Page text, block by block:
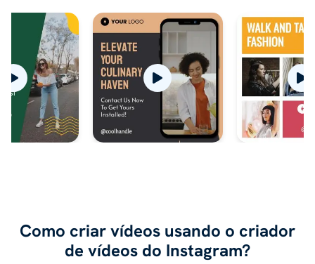
Como criar vídeos usando o criador
de vídeos do Instagram?